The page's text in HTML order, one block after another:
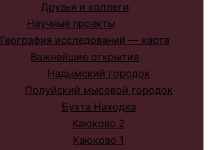
Друзья и коллеги
Научные проекты
География исследований — карта
Важнейшие открытия
Надымский городок
Полуйский мысовой городок
Бухта Находка
Каюково 2
Каюково 1